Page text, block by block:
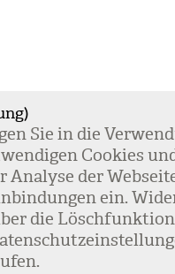
Sie in die
Coo­kies
Ana­lyse der
ein.
die